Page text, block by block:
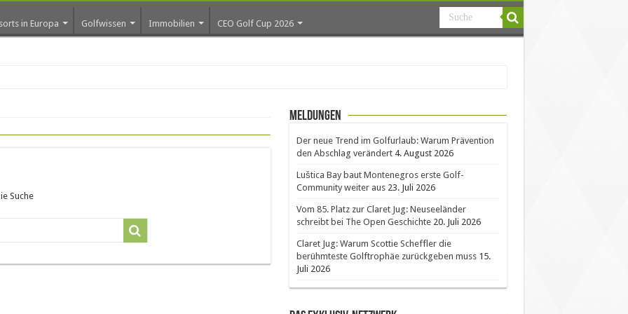
in Europa Golfwissen Immobilien CEO Golf Cup 2026
Suche
Meldungen
Der neue Trend im Golfurlaub: Warum Prävention
den Abschlag verändert 4. August 2026
Luštica Bay baut Montenegros erste Golf-
Community weiter aus 23. Juli 2026
Vom 85. Platz zur Claret Jug: Neuseeländer
schreibt bei The Open Geschichte 20. Juli 2026
Claret Jug: Warum Scottie Scheffler die
berühmteste Golftrophäe zurückgeben muss 15.
Juli 2026